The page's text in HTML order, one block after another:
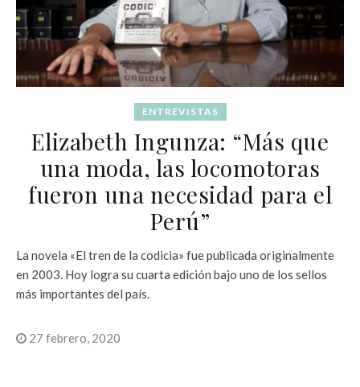
ENTREVISTAS
Elizabeth Ingunza: “Más que
una moda, las locomotoras
fueron una necesidad para el
Perú”
La novela «El tren de la codicia» fue publicada originalmente
en 2003. Hoy logra su cuarta edición bajo uno de los sellos
más importantes del país.
27 febrero, 2020